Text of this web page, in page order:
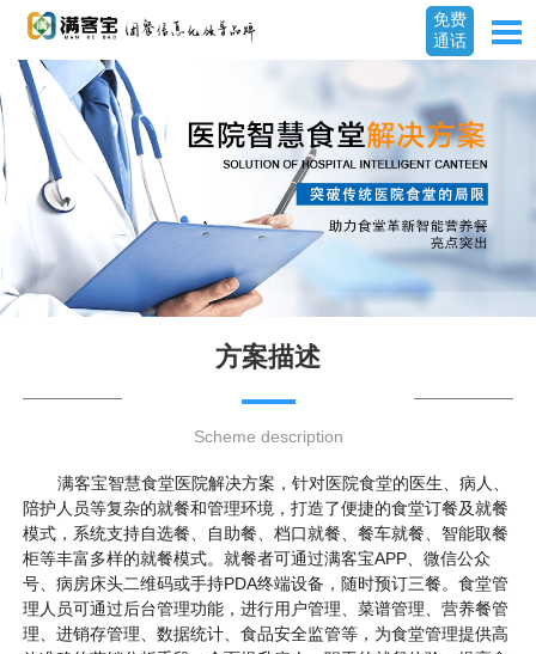
免费
通话
方案描述
Scheme description
满客宝智慧食堂医院解决方案，针对医院食堂的医生、病人、
陪护人员等复杂的就餐和管理环境，打造了便捷的食堂订餐及就餐
模式，系统支持自选餐、自助餐、档口就餐、餐车就餐、智能取餐
柜等丰富多样的就餐模式。就餐者可通过满客宝APP、微信公众
号、病房床头二维码或手持PDA终端设备，随时预订三餐。食堂管
理人员可通过后台管理功能，进行用户管理、菜谱管理、营养餐管
理、进销存管理、数据统计、食品安全监管等，为食堂管理提供高